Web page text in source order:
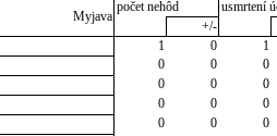
Myjava
počet nehôd
usmrtení
+/-
1 0
1
0 0
0
0 0
0
0 0
0
0 0
0